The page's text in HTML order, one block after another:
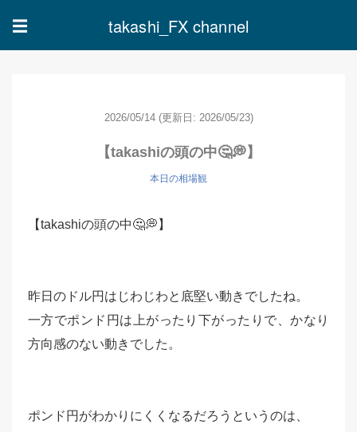
☰ takashi_FX channel
2026/05/14 (更新日: 2026/05/23)
【takashiの頭の中🤔💭】
本日の相場観
【takashiの頭の中🤔💭】
昨日のドル円はじわじわと底堅い動きでしたね。
一方でポンド円は上がったり下がったりで、かなり
方向感のない動きでした。
ポンド円がわかりにくくなるだろうというのは、